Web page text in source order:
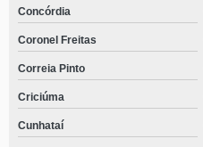
Concórdia
Coronel Freitas
Correia Pinto
Criciúma
Cunhataí